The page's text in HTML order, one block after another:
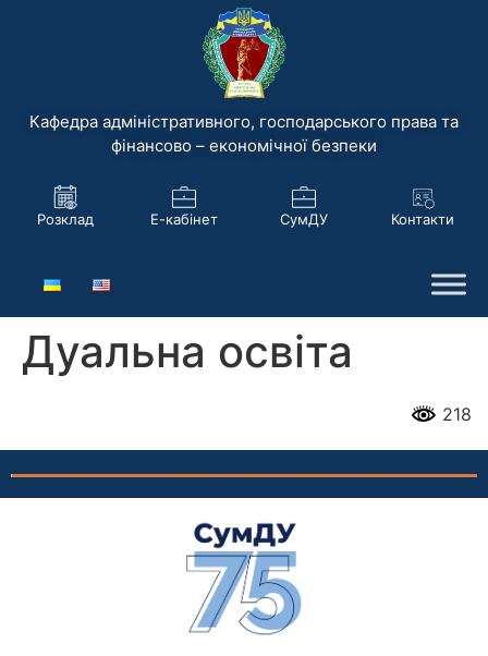
Кафедра адміністративного, господарського права та
фінансово – економічної безпеки
Розклад Е-кабінет СумДУ Контакти
Дуальна освіта
218